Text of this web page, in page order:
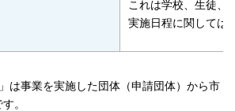
実施日程に関しては
事業を実施した団体（申請団体）から市
。